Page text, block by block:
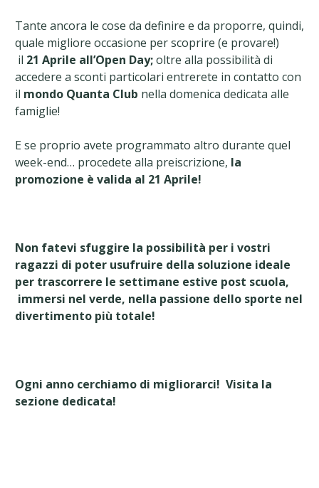
Tante ancora le cose da definire e da proporre, quindi,
quale migliore occasione per scoprire (e provare!)
il 21 Aprile all’Open Day;oltre alla possibilità di
accedere a sconti particolari entrerete in contatto con
il mondo Quanta Club nella domenica dedicata alle
famiglie!
E se proprio avete programmato altro durante quel
week-end… procedete alla preiscrizione, la
promozione è valida al 21 Aprile!
Non fatevi sfuggire la possibilità per i vostri
ragazzi di poter usufruire della soluzione ideale
per trascorrere le settimane estive post scuola,
immersi nel verde, nella passione dello sporte nel
divertimento più totale!
Ogni anno cerchiamo di migliorarci! Visita la
sezione dedicata!